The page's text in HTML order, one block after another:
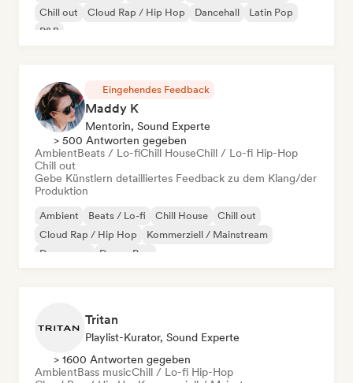
Chill out
Cloud Rap / Hip Hop Dancehall
Latin Pop
R&B
Eingehendes Feedback
Maddy K
Mentorin, Sound Experte
> 500 Antworten gegeben
AmbientBeats / Lo-fiChill HouseChill / Lo-fi Hip-Hop
Chill out
Gebe Künstlern detailliertes Feedback zu dem Klang/der
Produktion
Ambient Beats / Lo-fi Chill House
Chill out
Cloud Rap / Hip Hop
Kommerziell / Mainstream
Dance pop
Dream Pop
Tritan
Playlist-Kurator, Sound Experte
> 1600 Antworten gegeben
AmbientBass musicChill / Lo-fi Hip-Hop